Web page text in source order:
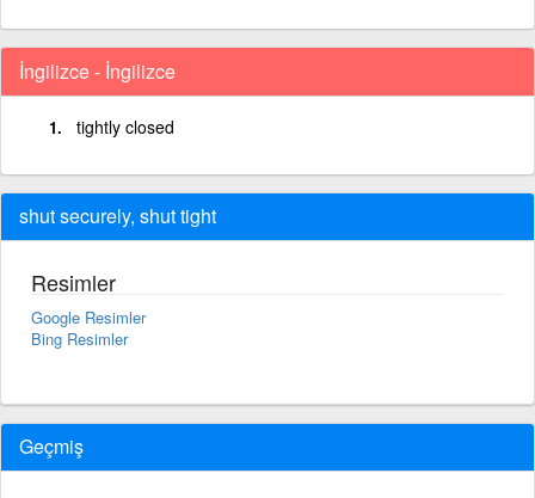
İngilizce - İngilizce
tightly closed
shut securely, shut tight
Resimler
Google Resimler
Bing Resimler
Geçmiş